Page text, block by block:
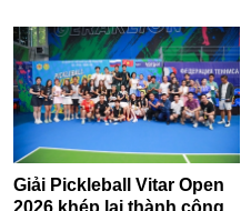
Giải Pickleball Vitar Open
2026 khép lại thành công